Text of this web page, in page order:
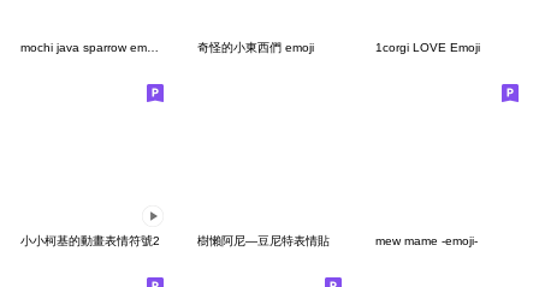
奇怪的小東西們 emoji 1corgi LOVE Emoji
小小柯基的動畫表情符號2 樹懶阿尼—豆尼特表情貼 mew mame -emoji-